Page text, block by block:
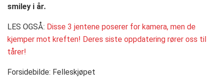
smiley i år.
LES OGSÅ: Disse 3 jentene poserer for kamera, men de
kjemper mot kreften! Deres siste oppdatering rører oss til
tårer!
Forsidebilde: Felleskjøpet